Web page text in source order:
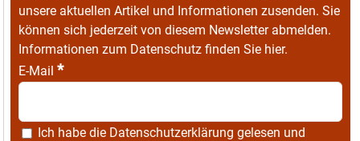
unsere aktuellen Artikel und Informationen zusenden. Sie
können sich jederzeit von diesem Newsletter abmelden.
Informationen zum Datenschutz finden Sie hier.
E-Mail *
Ich habe die Datenschutzerklärung gelesen und